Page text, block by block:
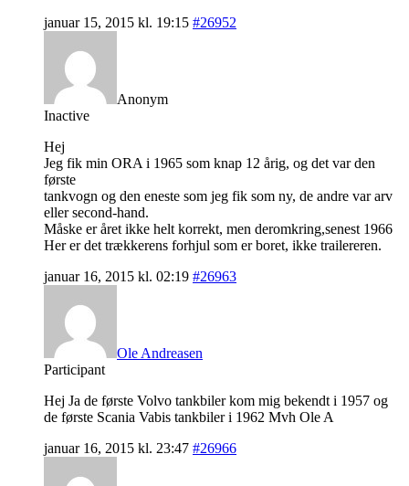
januar 15, 2015 kl. 19:15 #26952
Anonym
Inactive
Hej
Jeg fik min ORA i 1965 som knap 12 årig, og det var den
første
tankvogn og den eneste som jeg fik som ny, de andre var arv
eller second-hand.
Måske er året ikke helt korrekt, men deromkring,senest 1966
Her er det trækkerens forhjul som er boret, ikke trailereren.
januar 16, 2015 kl. 02:19 #26963
Ole Andreasen
Participant
Hej Ja de første Volvo tankbiler kom mig bekendt i 1957 og
de første Scania Vabis tankbiler i 1962 Mvh Ole A
januar 16, 2015 kl. 23:47 #26966